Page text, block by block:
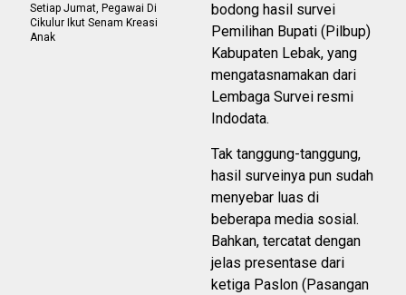
bodong hasil survei
Pemilihan Bupati (Pilbup)
Kabupaten Lebak, yang
mengatasnamakan dari
Lembaga Survei resmi
Indodata.
Tak tanggung-tanggung,
hasil surveinya pun sudah
menyebar luas di
beberapa media sosial.
Bahkan, tercatat dengan
jelas presentase dari
ketiga Paslon (Pasangan
Setiap Jumat, Pegawai Di
Cikulur Ikut Senam Kreasi
Anak